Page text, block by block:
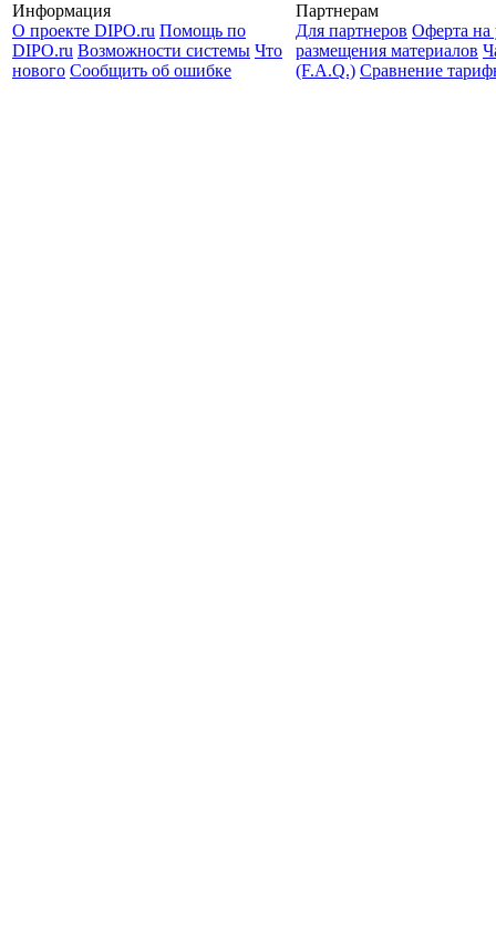
Информация
О проекте DIPO.ru Помощь по
DIPO.ru Возможности системы Что
нового Сообщить об ошибке
Партнерам
Для партнеров Оферта на
размещения материалов
(F.A.Q.) Cравнение